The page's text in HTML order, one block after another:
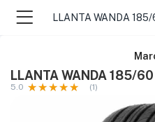
LLANTA WANDA
LLANTA WANDA 185/
5.0 (1)